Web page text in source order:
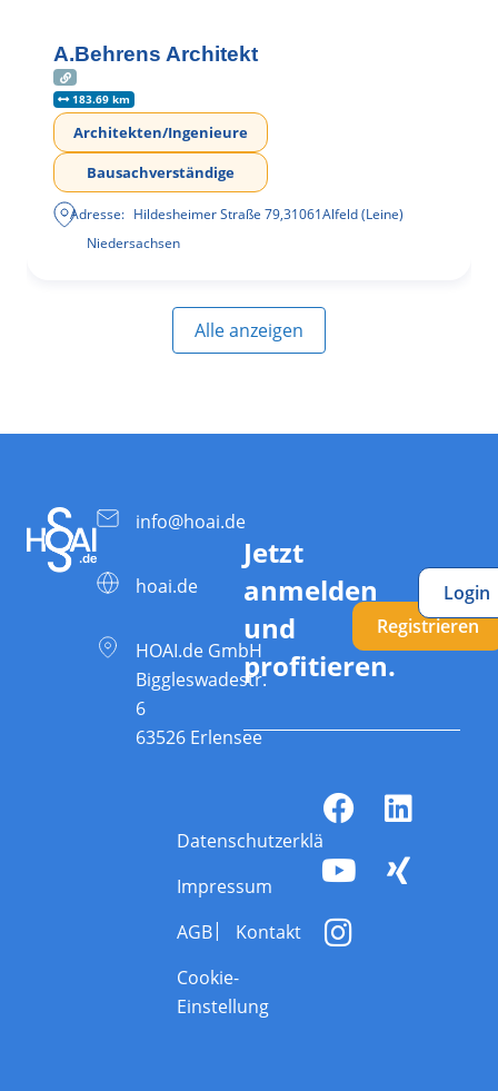
A.Behrens Architekt
183.69 km
Architekten/Ingenieure
Bausachverständige
Adresse: Hildesheimer Straße 79,31061Alfeld (Leine)
Niedersachsen
Alle anzeigen
info@hoai.de
hoai.de
HOAI.de GmbH
Biggleswadestr.
6
63526 Erlensee
Jetzt
anmelden
und
profitieren.
Registrieren
Login
Datenschutzerklärung
Impressum
AGB
Kontakt
Cookie-
Einstellung